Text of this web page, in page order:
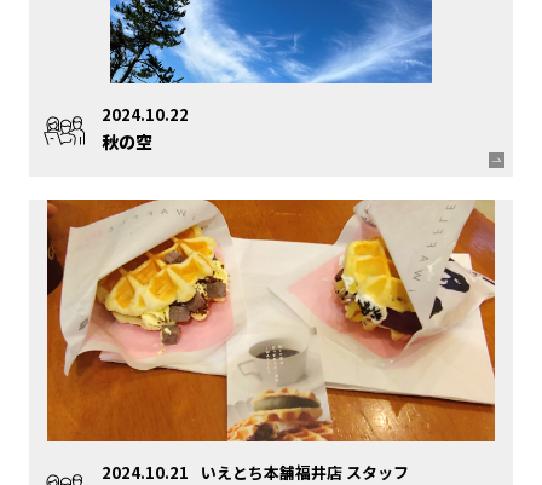
2024.10.22
秋の空
2024.10.21 いえとち本舗福井店 スタッフ